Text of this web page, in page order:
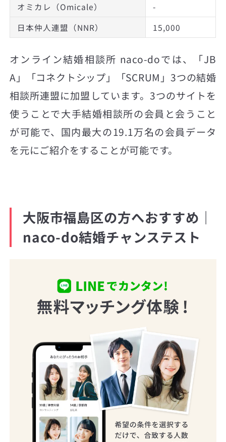
オミカレ（Omicale）
-
日本仲人連盟（NNR）
15,000
オンライン結婚相談所 naco-doでは、「JB
A」「コネクトシップ」「SCRUM」3つの結婚
相談所連盟に加盟しています。3つのサイトを
使うことで大手結婚相談所の会員と会うこと
が可能で、国内最大の19.1万名の会員データ
を元にご紹介をすることが可能です。
大阪市福島区の方へおすすめ｜
naco-do結婚チャンステスト